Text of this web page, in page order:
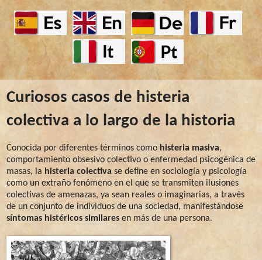
Curiosos casos de histeria
colectiva a lo largo de la historia
Conocida por diferentes términos como histeria masiva,
comportamiento obsesivo colectivo o enfermedad psicogénica de
masas, la histeria colectiva se define en sociología y psicología
como un extraño fenómeno en el que se transmiten ilusiones
colectivas de amenazas, ya sean reales o imaginarias, a través
de un conjunto de individuos de una sociedad, manifestándose
síntomas histéricos similares en más de una persona.